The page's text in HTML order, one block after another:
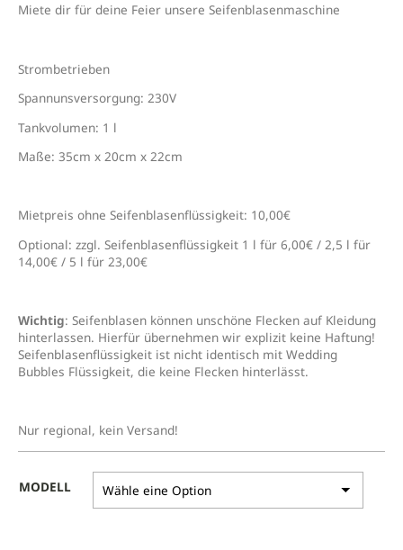
Miete dir für deine Feier unsere Seifenblasenmaschine
Strombetrieben
Spannunsversorgung: 230V
Tankvolumen: 1 l
Maße: 35cm x 20cm x 22cm
Mietpreis ohne Seifenblasenflüssigkeit: 10,00€
Optional: zzgl. Seifenblasenflüssigkeit 1 l für 6,00€ / 2,5 l für
14,00€ / 5 l für 23,00€
Wichtig: Seifenblasen können unschöne Flecken auf Kleidung
hinterlassen. Hierfür übernehmen wir explizit keine Haftung!
Seifenblasenflüssigkeit ist nicht identisch mit Wedding
Bubbles Flüssigkeit, die keine Flecken hinterlässt.
Nur regional, kein Versand!
MODELL